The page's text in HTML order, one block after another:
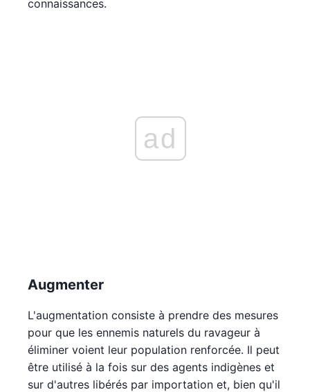
connaissances.
ad
Augmenter
L'augmentation consiste à prendre des mesures
pour que les ennemis naturels du ravageur à
éliminer voient leur population renforcée. Il peut
être utilisé à la fois sur des agents indigènes et
sur d'autres libérés par importation et, bien qu'il